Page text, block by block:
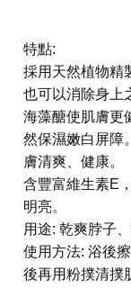
特點:
採用天然植物精
也可以消除身上
海藻醣使肌膚更
然保濕嫩白屏障
膚清爽、健康。
含豐富維生素E
明亮。
用途: 乾爽脖子
使用方法: 浴後
後再用粉撲清撲